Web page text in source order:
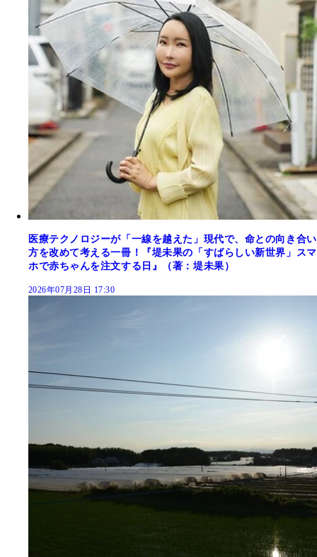
医療テクノロジーが「一線を越えた」現代で、命との向き合い
方を改めて考える一冊！『堤未果の「すばらしい新世界」スマ
ホで赤ちゃんを注文する日』（著：堤未果）
2026年07月28日 17:30